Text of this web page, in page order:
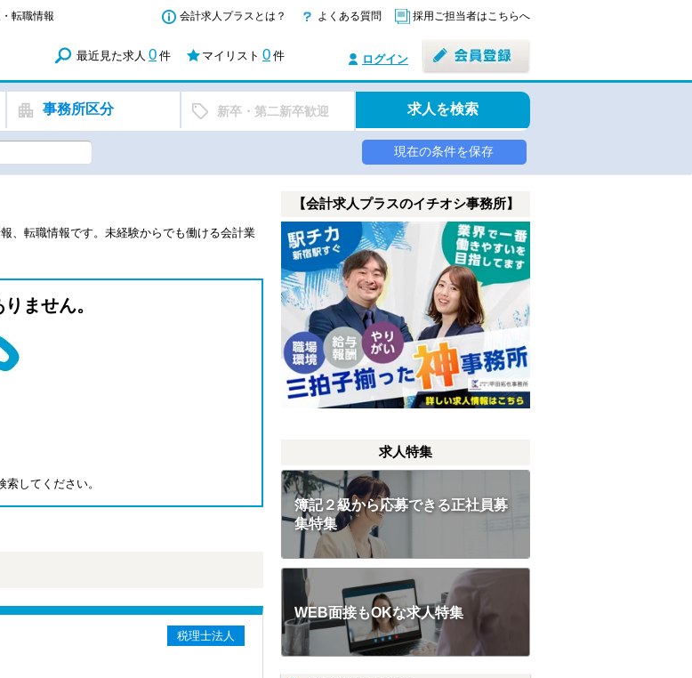
転職情報 会計求人プラスとは？ よくある質問 採用ご担当者はこちらへ
最近見た求人 0 件 マイリスト 0 件 ログイン
事務所区分 新卒・第二新卒歓迎 求人を検索
現在の条件を保存
、転職情報です。未経験からでも働ける会計業
ません。
してください。
税理士法人
【会計求人プラスのイチオシ事務所】
求人特集
簿記２級から応募できる正社員募
集特集
WEB面接もOKな求人特集